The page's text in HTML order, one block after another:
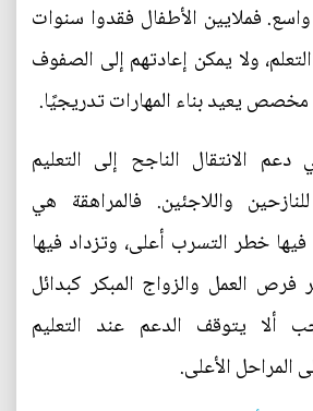
فملايين الأطفال فقدوا سنوات
ولا يمكن إعادتهم إلى الصفوف
يعيد بناء المهارات تدريجيًا.
دعم الانتقال الناجح إلى التعليم
واللاجئين. فالمراهقة هي
خطر التسرب أعلى، وتزداد فيها
فرص العمل والزواج المبكر كبدائل
ألا يتوقف الدعم عند التعليم
المراحل الأعلى.